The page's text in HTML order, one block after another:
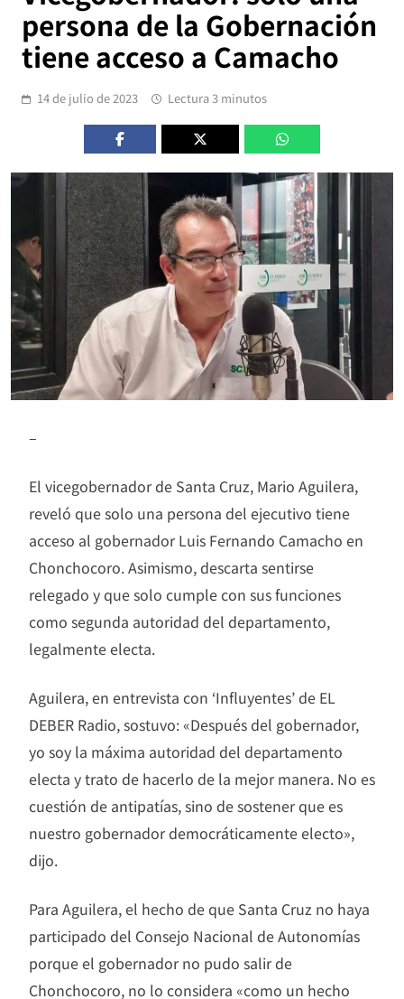
persona de la Gobernación
tiene acceso a Camacho
14 de julio de 2023 Lectura 3 minutos
–
El vicegobernador de Santa Cruz, Mario Aguilera,
reveló que solo una persona del ejecutivo tiene
acceso al gobernador Luis Fernando Camacho en
Chonchocoro. Asimismo, descarta sentirse
relegado y que solo cumple con sus funciones
como segunda autoridad del departamento,
legalmente electa.
Aguilera, en entrevista con ‘Influyentes’ de EL
DEBER Radio, sostuvo: «Después del gobernador,
yo soy la máxima autoridad del departamento
electa y trato de hacerlo de la mejor manera. No es
cuestión de antipatías, sino de sostener que es
nuestro gobernador democráticamente electo»,
dijo.
Para Aguilera, el hecho de que Santa Cruz no haya
participado del Consejo Nacional de Autonomías
porque el gobernador no pudo salir de
Chonchocoro, no lo considera «como un hecho